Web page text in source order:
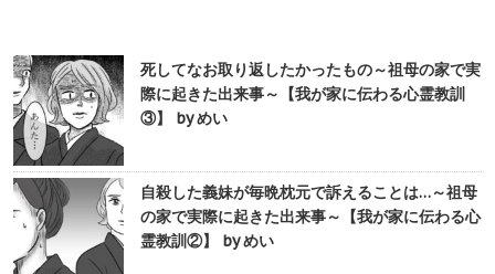
死してなお取り返したかったもの～祖母の家で実
際に起きた出来事～【我が家に伝わる心霊教訓
③】 by めい
自殺した義妹が毎晩枕元で訴えることは…～祖母
の家で実際に起きた出来事～【我が家に伝わる心
霊教訓②】 by めい